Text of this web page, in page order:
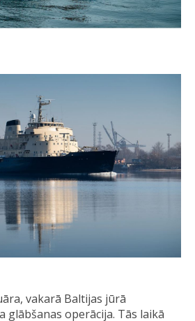
vakarā Baltijas jūrā
glābšanas operācija. Tās laikā